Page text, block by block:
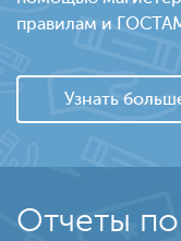
правилам и
Узнать
Отчеты